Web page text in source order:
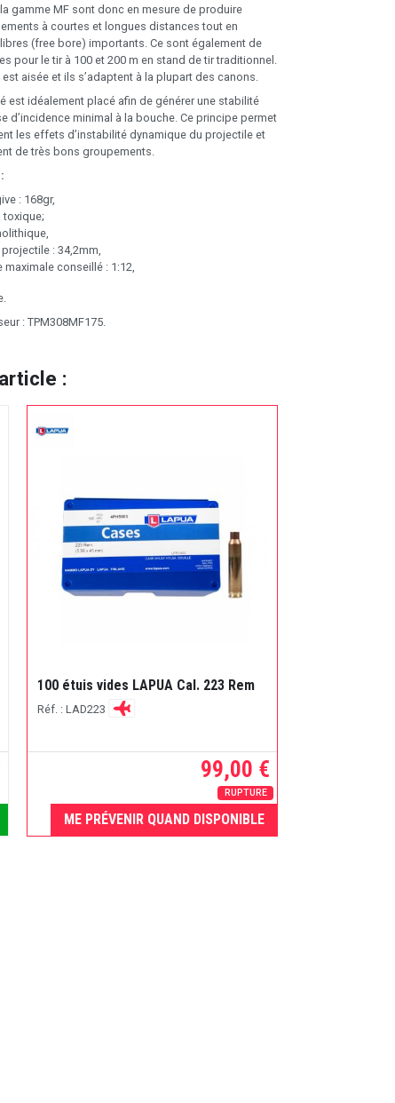
gamme MF sont donc en mesure de produire
à courtes et longues distances tout en
(free bore) importants. Ce sont également de
pour le tir à 100 et 200 m en stand de tir traditionnel.
aisée et ils s’adaptent à la plupart des canons.
est idéalement placé afin de générer une stabilité
d’incidence minimal à la bouche. Ce principe permet
les effets d’instabilité dynamique du projectile et
de très bons groupements.
: 168gr,
toxique;
: 34,2mm,
maximale conseillé : 1:12,
: TPM308MF175.
:
100 étuis vides LAPUA Cal. 223 Rem
Réf. : LAD223
99,00 €
RUPTURE
ME PRÉVENIR QUAND DISPONIBLE